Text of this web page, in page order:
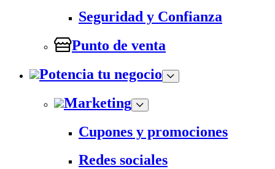
Seguridad y Confianza
Punto de venta
Potencia tu negocio
Marketing
Cupones y promociones
Redes sociales